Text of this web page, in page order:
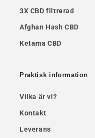
3X CBD filtrerad
Afghan Hash CBD
Ketama CBD
Praktisk information
Vilka är vi?
Kontakt
Leverans